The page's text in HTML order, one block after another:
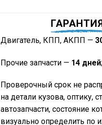
Двигатель, КПП, АКПП —
Прочие запчасти — 14 дней;
Проверочный срок не
на детали кузова, оптику,
автозапчасти, состояние
визуально определить по